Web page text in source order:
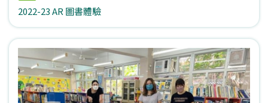
2022-23 AR 圖書體驗